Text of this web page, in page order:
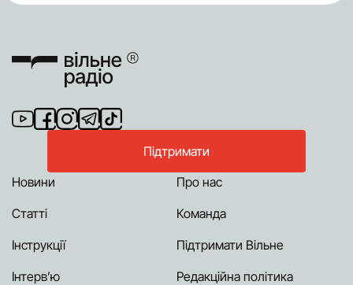
Підтримати
Новини
Статті
Інструкції
Інтерв’ю
Про нас
Команда
Підтримати Вільне
Редакційна політика